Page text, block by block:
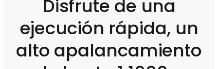
Disfrute de una
ejecución rápida, un
alto apalancamiento